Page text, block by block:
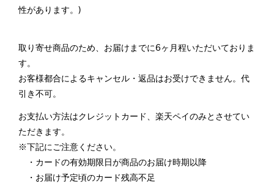
性があります。)
取り寄せ商品のため、お届けまでに6ヶ月程いただいておりま
す。
お客様都合によるキャンセル・返品はお受けできません。代
引き不可。
お支払い方法はクレジットカード、楽天ペイのみとさせてい
ただきます。
※下記にご注意ください。
・カードの有効期限日が商品のお届け時期以降
・お届け予定頃のカード残高不足